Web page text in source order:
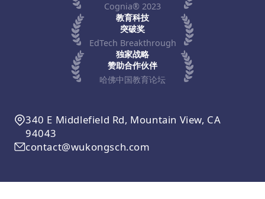
Cognia® 2023
教育科技
突破奖
EdTech Breakthrough
独家战略
赞助合作伙伴
哈佛中国教育论坛
340 E Middlefield Rd, Mountain View, CA
94043
contact@wukongsch.com